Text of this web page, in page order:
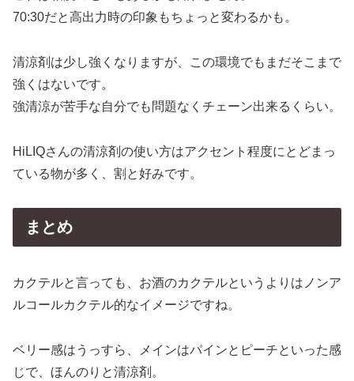
70:30だと高出力時の印象もちょっと変わるかも。
清涼剤は少し強くなりますが、この環境でもまだそこまで
強くはないです。
強清涼が苦手な自分でも問題なくチェーン出来るくらい。
HiLIQさんの清涼剤の使い方はアクセント程度にとどまっ
ている物が多く、割と好みです。
まとめ
カクテルと言っても、お酒のカクテルというよりはノンア
ルコールカクテル的なイメージですね。
ベリー感はうっすら、メインはパインとピーチといった感
じで、ほんのりと清涼剤。